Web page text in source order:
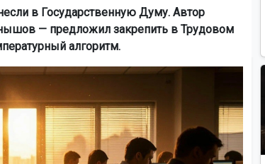
в Государственную Думу. Автор
— предложил закрепить в Трудовом
алгоритм.